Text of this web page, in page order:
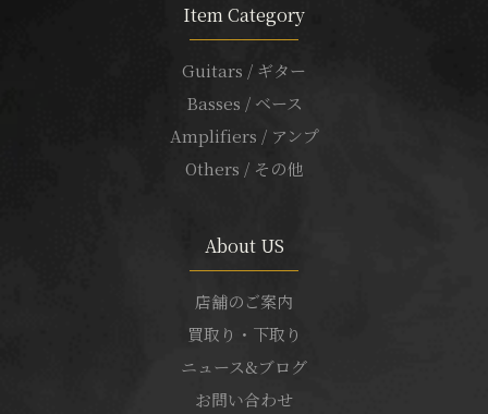
Item Category
Guitars / ギター
Basses / ベース
Amplifiers / アンプ
Others / その他
About US
店舗のご案内
買取り・下取り
ニュース&ブログ
お問い合わせ